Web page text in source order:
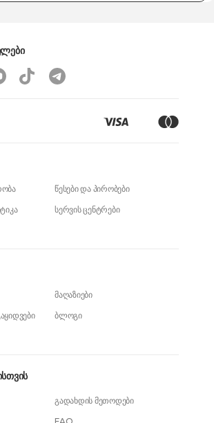
მაღაზიები
ბლოგი
წესები და პირობები
სერვის ცენტრები
გადახდის მეთოდები